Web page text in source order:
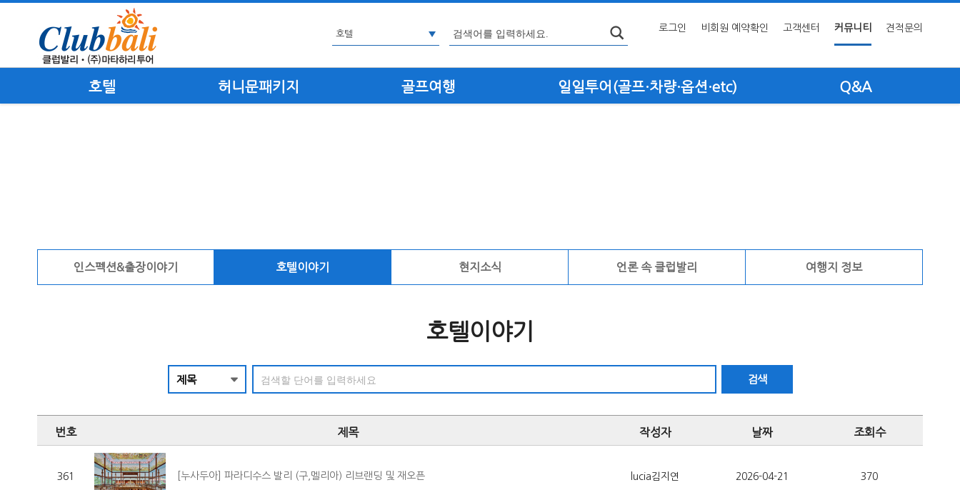
로그인 비회원 예약확인 고객센터 커뮤니티 견적문의
호텔 허니문패키지 골프여행 일일투어(골프·차량·옵션·etc) Q&A
인스펙션&출장이야기 호텔이야기 현지소식 언론 속 클럽발리 여행지 정보
호텔이야기
검색
번호 제목 작성자 날짜 조회수
361 [누사두아] 파라디수스 발리 (구,멜리아) 리브랜딩 및 재오픈 lucia김지연 2026-04-21 370